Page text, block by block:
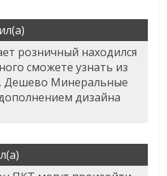
розничный находился
сможете узнать из
Дешево Минеральные
дизайна